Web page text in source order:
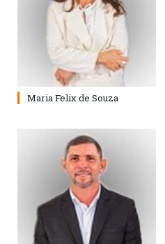
Maria Felix de Souza